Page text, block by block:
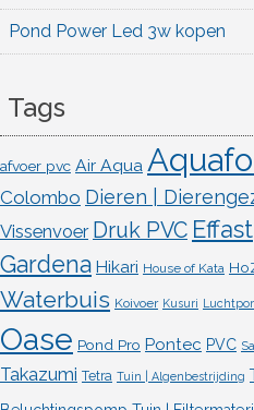
Pond Power Led 3w kopen
Tags
afvoer pvc Air Aqua
Colombo Dieren |
Vissenvoer Druk PVC Effast
Gardena Hikari House of Kata
Waterbuis Koivoer Kusuri
Oase Pond Pro Pontec PVC
Takazumi Tetra Tuin | Algenbestrijding